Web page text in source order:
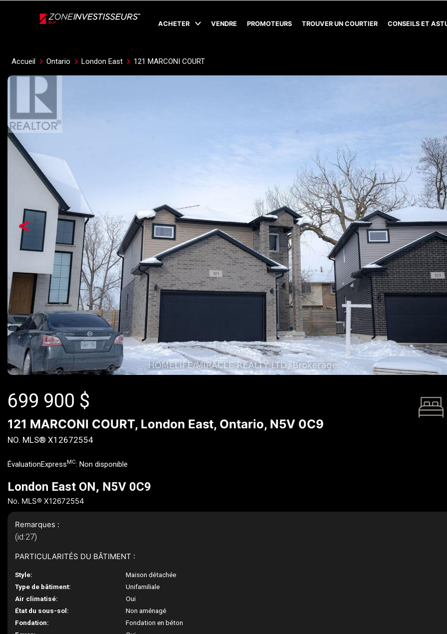
ACHETER VENDRE PROMOTEURS TROUVER UN COURTIER CONSEILS ET
Accueil Ontario London East 121 MARCONI COURT
<
699 900 $
121 MARCONI COURT, London East, Ontario, N5V 0C9
NO. MLS® X12672554
ÉvaluationExpress MC: Non disponible
London East ON, N5V 0C9
No. MLS® X12672554
Remarques :
(id:27)
PARTICULARITÉS DU BÂTIMENT :
Style:
Maison détachée
Type de bâtiment:
Unifamiliale
Air climatisé:
Oui
État du sous-sol:
Non aménagé
Fondation:
Fondation en béton